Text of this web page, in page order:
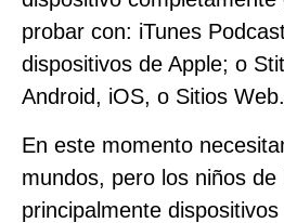
probar con: iTunes
dispositivos de Apple; o
Android, iOS, o Sitios Web.
En este momento
mundos, pero los niños de
principalmente